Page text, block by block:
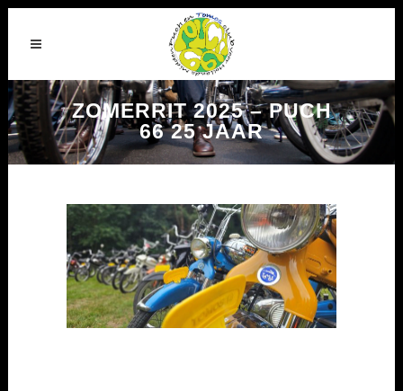
ZOMERRIT 2025 – PUCH
66 25 JAAR